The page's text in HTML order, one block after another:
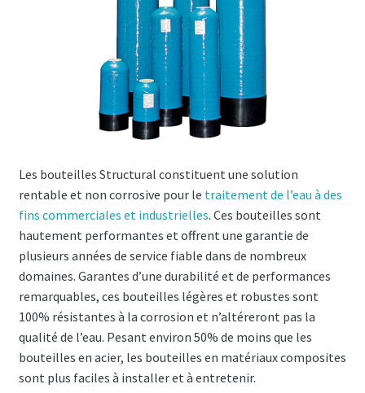
Les bouteilles Structural constituent une solution
rentable et non corrosive pour le traitement de l’eau à des
fins commerciales et industrielles. Ces bouteilles sont
hautement performantes et offrent une garantie de
plusieurs années de service fiable dans de nombreux
domaines. Garantes d’une durabilité et de performances
remarquables, ces bouteilles légères et robustes sont
100% résistantes à la corrosion et n’altéreront pas la
qualité de l’eau. Pesant environ 50% de moins que les
bouteilles en acier, les bouteilles en matériaux composites
sont plus faciles à installer et à entretenir.